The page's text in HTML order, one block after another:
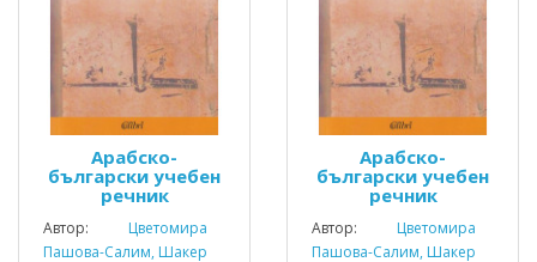
Арабско-
български учебен
речник
Автор:
Цветомира
Пашова-Салим, Шакер
Арабско-
български учебен
речник
Автор:
Цветомира
Пашова-Салим, Шакер